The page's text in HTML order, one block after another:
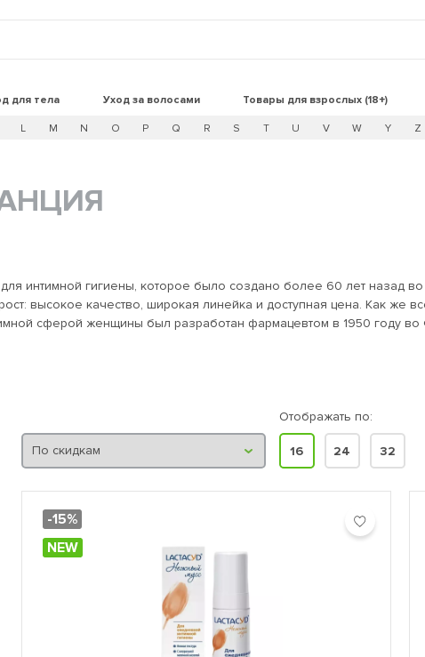
для тела Уход за волосами Товары для взрослых (18+)
L M N O P Q R S T U V W Y Z
интимной гигиены, которое было создано более 60 лет назад
высокое качество, широкая линейка и доступная цена. Как же
сферой женщины был разработан фармацевтом в 1950 году
девушкам нужны средства ежедневного ухода, которые бы день за
а затем и по всей Европе. Сейчас Лактацид — №1 по продажам
в Италии, Франции и Испании. Линия Лактацид производится в
мыла и клинически протестированы. Продукты Лактацид
аптек и крупных гипермаркетах.
Отображать по:
16 24 32
-15%
NEW